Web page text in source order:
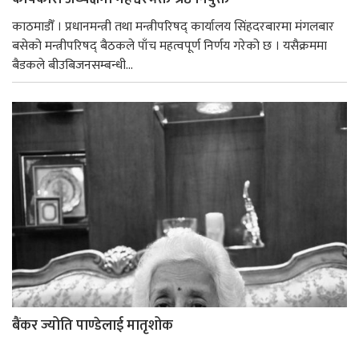
काठमाडौँ । प्रधानमन्त्री तथा मन्त्रीपरिषद् कार्यालय सिंहदरबारमा मंगलबार
बसेको मन्त्रीपरिषद् बैठकले पाँच महत्वपूर्ण निर्णय गरेको छ । यसैक्रममा
बैडकले बीउबिजनसम्बन्धी...
बैंकर ज्योति पाण्डेलाई मातृशोक